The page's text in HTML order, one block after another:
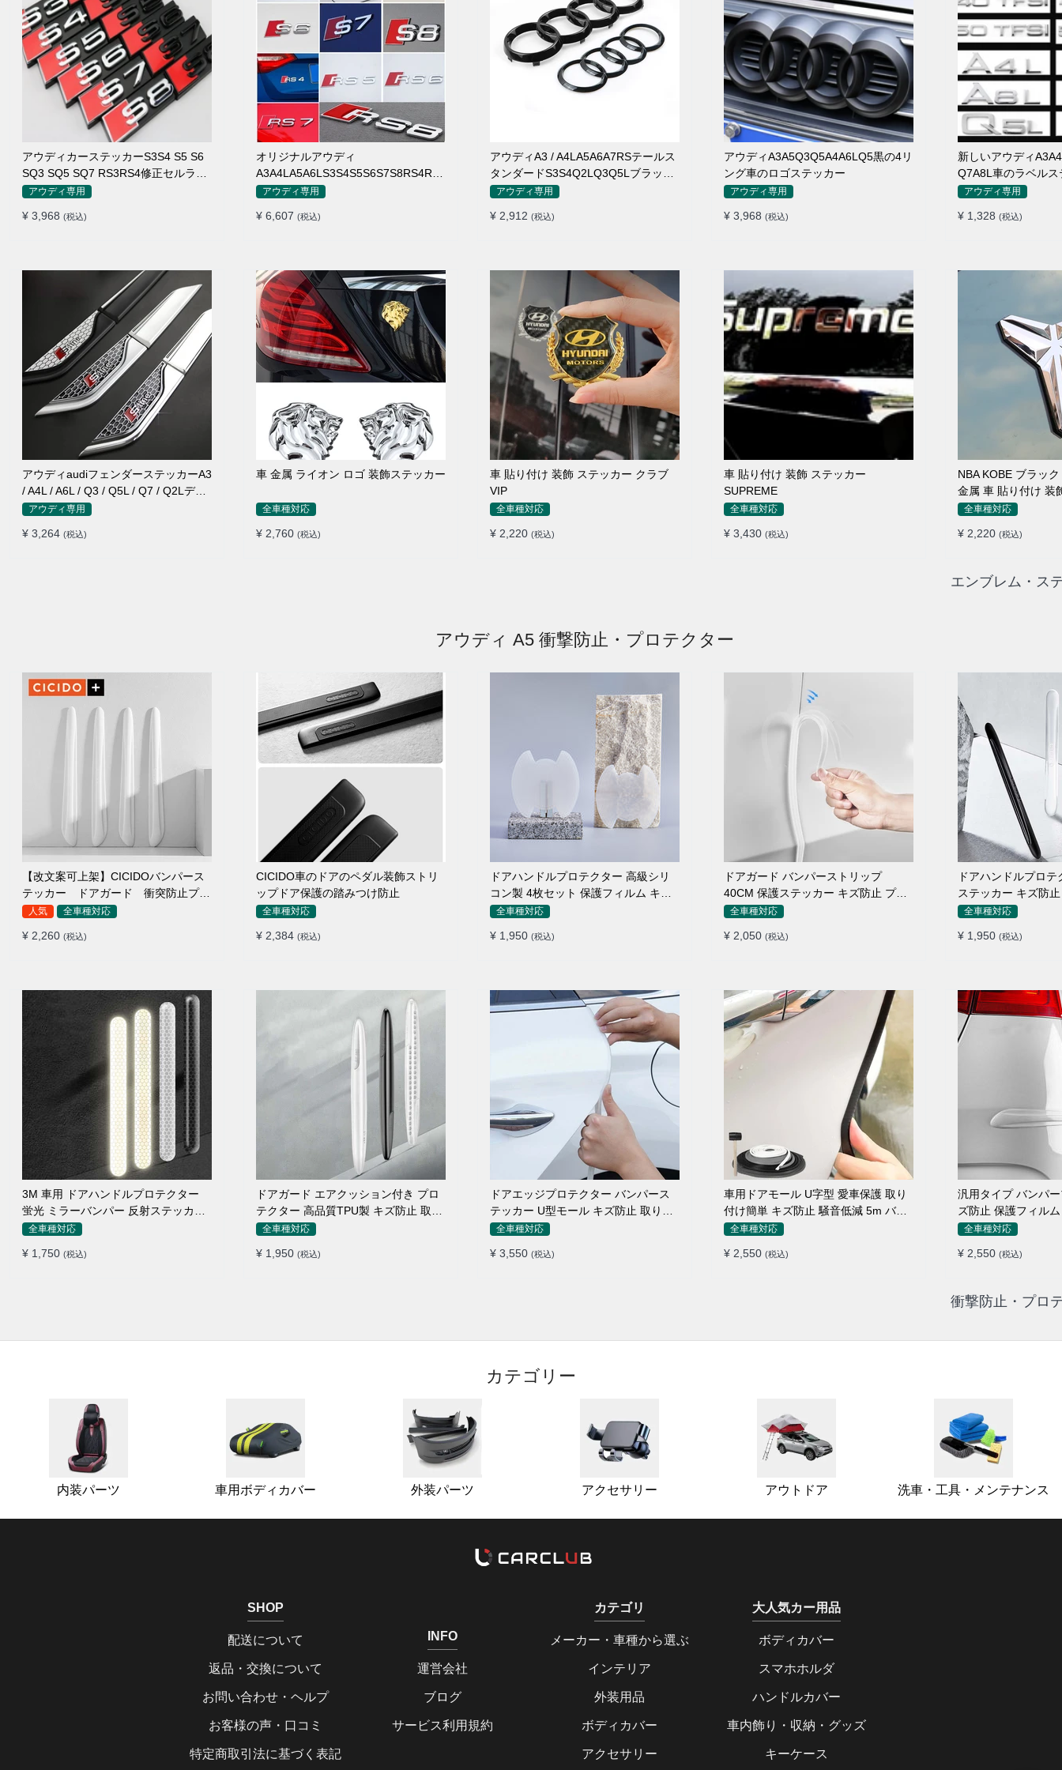
アウディカーステッカーS3S4 S5 S6
SQ3 SQ5 SQ7 RS3RS4修正セルラー
ネットワークカーロゴ
アウディ専用
¥ 3,968 (税込)
オリジナルアウディ
A3A4LA5A6LS3S4S5S6S7S8RS4RS6
テールスタンダードリアカースタンダ
アウディ専用
¥ 6,607 (税込)
アウディA3 / A4LA5A6A7RSテールス
タンダードS3S4Q2LQ3Q5Lブラック
カースタンダード
アウディ専用
¥ 2,912 (税込)
アウディA3A5Q3Q5A4A6LQ5黒の4リ
ング車のロゴステッカー
アウディ専用
¥ 3,968 (税込)
新しいアウディ
Q7A8L車のラベル
排気量車のステッカ
アウディ専用
¥ 1,328 (税込)
アウディaudiフェンダーステッカーA3
/ A4L / A6L / Q3 / Q5L / Q7 / Q2Lデコ
ラティブカーステッカー
アウディ専用
¥ 3,264 (税込)
車 金属 ライオン ロゴ 装飾ステッカー
全車種対応
¥ 2,760 (税込)
車 貼り付け 装飾 ステッカー クラブ
VIP
全車種対応
¥ 2,220 (税込)
車 貼り付け 装飾 ステッカー
SUPREME
全車種対応
¥ 3,430 (税込)
NBA KOBE ブラッ
金属 車 貼り付け 装
全車種対応
¥ 2,220 (税込)
エンブレム・ス
アウディ A5 衝撃防止・プロテクター
【改文案可上架】CICIDOバンパース
テッカー ドアガード 衝突防止プロ
テクター 耐スクラッチ シリカゲル
人気 全車種対応
¥ 2,260 (税込)
CICIDO車のドアのペダル装飾ストリ
ップドア保護の踏みつけ防止
全車種対応
¥ 2,384 (税込)
ドアハンドルプロテクター 高級シリ
コン製 4枚セット 保護フィルム キズ
防止 全車種
全車種対応
¥ 1,950 (税込)
ドアガード バンパーストリップ
40CM 保護ステッカー キズ防止 プロ
テクターシール
全車種対応
¥ 2,050 (税込)
ドアハンドルプロ
ステッカー キズ防
枚セット
全車種対応
¥ 1,950 (税込)
3M 車用 ドアハンドルプロテクター
蛍光 ミラーバンパー 反射ステッカー
保護フィルム
全車種対応
¥ 1,750 (税込)
ドアガード エアクッション付き プロ
テクター 高品質TPU製 キズ防止 取り
付け簡単
全車種対応
¥ 1,950 (税込)
ドアエッジプロテクター バンパース
テッカー U型モール キズ防止 取り付
け簡単 騒音低減
全車種対応
¥ 3,550 (税込)
車用ドアモール U字型 愛車保護 取り
付け簡単 キズ防止 騒音低減 5m バン
パーストリップ
全車種対応
¥ 2,550 (税込)
汎用タイプ バンパ
ズ防止 保護フィル
ィット感抜群
全車種対応
¥ 2,550 (税込)
衝撃防止・プロ
カテゴリー
内装パーツ 車用ボディカバー 外装パーツ アクセサリー アウトドア 洗車・工具・メンテナンス
SHOP
配送について
返品・交換について
お問い合わせ・ヘルプ
お客様の声・口コミ
特定商取引法に基づく表記
INFO
運営会社
ブログ
サービス利用規約
カテゴリ
メーカー・車種から選ぶ
インテリア
外装用品
ボディカバー
アクセサリー
大人気カー用品
ボディカバー
スマホホルダ
ハンドルカバー
車内飾り・収納・グッズ
キーケース